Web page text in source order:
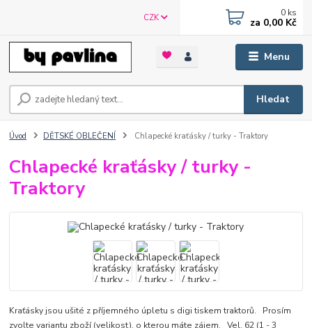
Menu
CZK
Hledat
0 ks
za 0,00 Kč
Úvod DĚTSKÉ OBLEČENÍ Chlapecké kraťásky / turky - Traktory
Chlapecké kraťásky / turky -
Traktory
Kraťásky jsou ušité z příjemného úpletu s digi tiskem traktorů. Prosím
zvolte variantu zboží (velikost), o kterou máte zájem. Vel. 62 (1 - 3